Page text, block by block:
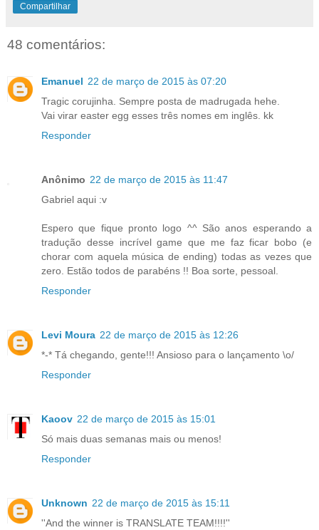
Compartilhar
48 comentários:
Emanuel 22 de março de 2015 às 07:20
Tragic corujinha. Sempre posta de madrugada hehe.
Vai virar easter egg esses três nomes em inglês. kk
Responder
Anônimo 22 de março de 2015 às 11:47
Gabriel aqui :v
Espero que fique pronto logo ^^ São anos esperando a
tradução desse incrível game que me faz ficar bobo (e
chorar com aquela música de ending) todas as vezes que
zero. Estão todos de parabéns !! Boa sorte, pessoal.
Responder
Levi Moura 22 de março de 2015 às 12:26
*-* Tá chegando, gente!!! Ansioso para o lançamento \o/
Responder
Kaoov 22 de março de 2015 às 15:01
Só mais duas semanas mais ou menos!
Responder
Unknown 22 de março de 2015 às 15:11
''And the winner is TRANSLATE TEAM!!!!''